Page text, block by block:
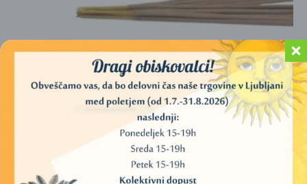
DIŠEČE PALČKE – NAG CHAMPA SAI BABA (SATYA)
2,50€
DODAJ V KOŠARICO